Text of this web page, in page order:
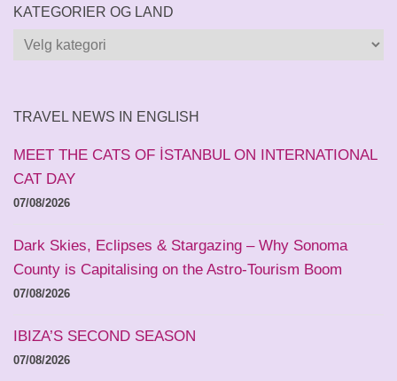
KATEGORIER OG LAND
Kategorier
TRAVEL NEWS IN ENGLISH
MEET THE CATS OF İSTANBUL ON INTERNATIONAL
CAT DAY
07/08/2026
Dark Skies, Eclipses & Stargazing – Why Sonoma
County is Capitalising on the Astro-Tourism Boom
07/08/2026
IBIZA’S SECOND SEASON
07/08/2026